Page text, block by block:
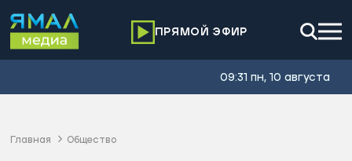
ПРЯМОЙ ЭФИР
09:31 пн, 10 августа
Главная Общество